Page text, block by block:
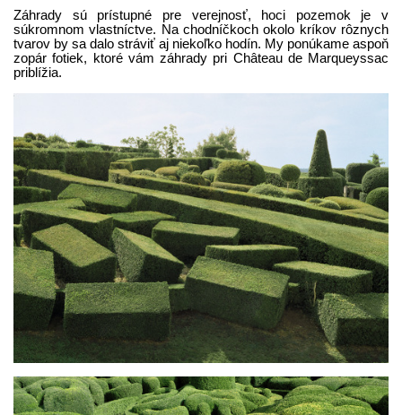
Záhrady sú prístupné pre verejnosť, hoci pozemok je v
súkromnom vlastníctve. Na chodníčkoch okolo kríkov rôznych
tvarov by sa dalo stráviť aj niekoľko hodín. My ponúkame aspoň
zopár fotiek, ktoré vám záhrady pri Château de Marqueyssac
priblížia.